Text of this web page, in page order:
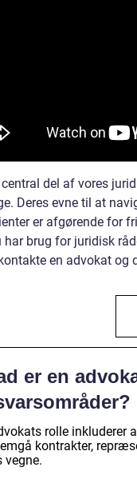
del af vores
Deres evne til at
er afgørende for
har brug for juridisk
en advokat og
er en
rolle inkluderer
kontrakter,
vegne.